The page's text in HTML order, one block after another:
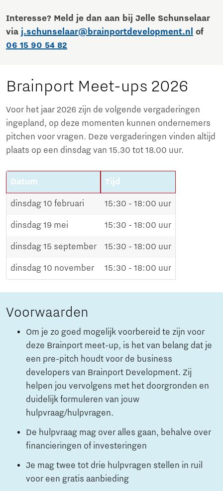
Interesse? Meld je dan aan bij Jelle Schunselaar
via j.schunselaar@brainportdevelopment.nl of
06 15 90 54 82
Brainport Meet-ups 2026
Voor het jaar 2026 zijn de volgende vergaderingen
ingepland, op deze momenten kunnen ondernemers
pitchen voor vragen. Deze vergaderingen vinden altijd
plaats op een dinsdag van 15.30 tot 18.00 uur.
Datum Tijd
dinsdag 10 februari 15:30 - 18:00 uur
dinsdag 19 mei 15:30 - 18:00 uur
dinsdag 15 september 15:30 - 18:00 uur
dinsdag 10 november 15:30 - 18:00 uur
Voorwaarden
Om je zo goed mogelijk voorbereid te zijn voor
deze Brainport meet-up, is het van belang dat je
een pre-pitch houdt voor de business
developers van Brainport Development. Zij
helpen jou vervolgens met het doorgronden en
duidelijk formuleren van jouw
hulpvraag/hulpvragen.
De hulpvraag mag over alles gaan, behalve over
financieringen of investeringen
Je mag twee tot drie hulpvragen stellen in ruil
voor een gratis aanbieding